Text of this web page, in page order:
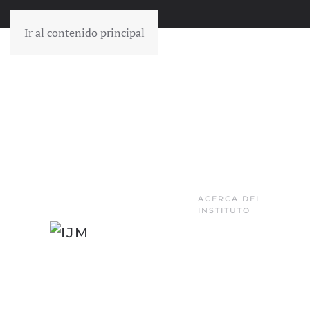
Ir al contenido principal
ACERCA DEL
INSTITUTO